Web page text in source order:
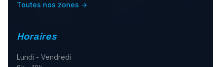
Toutes nos zones →
Horaires
Lundi - Vendredi